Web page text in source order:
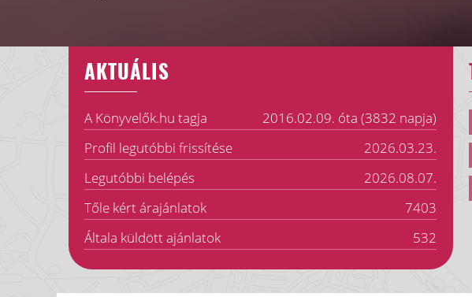
AKTUÁLIS
A Könyvelők.hu tagja
2016.02.09. óta (3832 napja)
Profil legutóbbi frissítése
2026.03.23.
Legutóbbi belépés
2026.08.07.
Tőle kért árajánlatok
7403
Általa küldött ajánlatok
532